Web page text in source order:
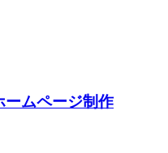
ムページ制作